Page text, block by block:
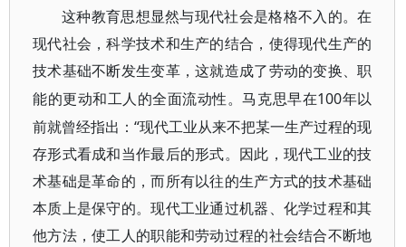
这种教育思想显然与现代社会是格格不入的。在
现代社会，科学技术和生产的结合，使得现代生产的
技术基础不断发生变革，这就造成了劳动的变换、职
能的更动和工人的全面流动性。马克思早在100年以
前就曾经指出：“现代工业从来不把某一生产过程的现
存形式看成和当作最后的形式。因此，现代工业的技
术基础是革命的，而所有以往的生产方式的技术基础
本质上是保守的。现代工业通过机器、化学过程和其
他方法，使工人的职能和劳动过程的社会结合不断地